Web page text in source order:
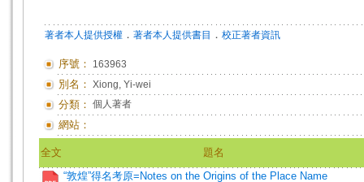
著者本人提供授權 ． 著者本人提供書目 ． 校正著者資訊
序號： 163963
別名： Xiong, Yi-wei
分類： 個人著者
網站：
全文
題名
“敦煌”得名考原=Notes on the Origins of the Place Name